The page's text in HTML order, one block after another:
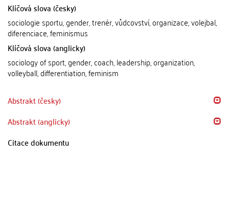
Klíčová slova (česky)
sociologie sportu, gender, trenér, vůdcovství, organizace, volejbal,
diferenciace, feminismus
Klíčová slova (anglicky)
sociology of sport, gender, coach, leadership, organization,
volleyball, differentiation, feminism
Abstrakt (česky)
Abstrakt (anglicky)
Citace dokumentu